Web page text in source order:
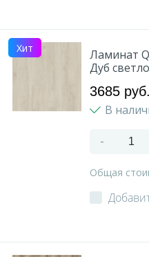
Хит
Ламинат
Дуб
3685 руб.
В
-
Общая